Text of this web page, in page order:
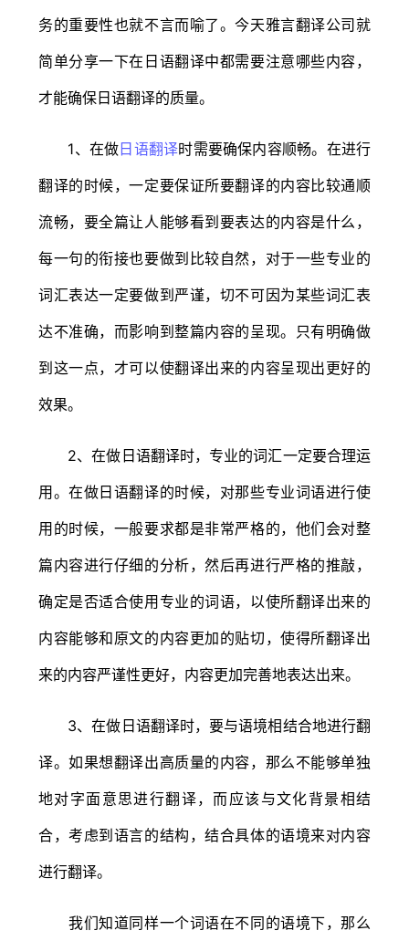
务的重要性也就不言而喻了。今天雅言翻译公司就
简单分享一下在日语翻译中都需要注意哪些内容，
才能确保日语翻译的质量。
1、在做日语翻译时需要确保内容顺畅。在进行
翻译的时候，一定要保证所要翻译的内容比较通顺
流畅，要全篇让人能够看到要表达的内容是什么，
每一句的衔接也要做到比较自然，对于一些专业的
词汇表达一定要做到严谨，切不可因为某些词汇表
达不准确，而影响到整篇内容的呈现。只有明确做
到这一点，才可以使翻译出来的内容呈现出更好的
效果。
2、在做日语翻译时，专业的词汇一定要合理运
用。在做日语翻译的时候，对那些专业词语进行使
用的时候，一般要求都是非常严格的，他们会对整
篇内容进行仔细的分析，然后再进行严格的推敲，
确定是否适合使用专业的词语，以使所翻译出来的
内容能够和原文的内容更加的贴切，使得所翻译出
来的内容严谨性更好，内容更加完善地表达出来。
3、在做日语翻译时，要与语境相结合地进行翻
译。如果想翻译出高质量的内容，那么不能够单独
地对字面意思进行翻译，而应该与文化背景相结
合，考虑到语言的结构，结合具体的语境来对内容
进行翻译。
我们知道同样一个词语在不同的语境下，那么